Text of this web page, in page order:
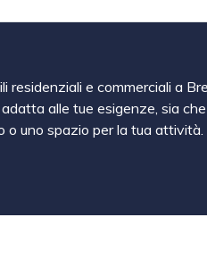
e commerciali a
alle tue esigenze, sia
o uno spazio per la tua attività.